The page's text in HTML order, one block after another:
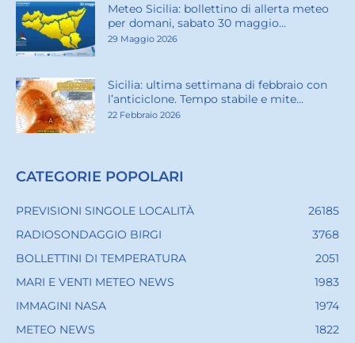
Meteo Sicilia: bollettino di allerta meteo
per domani, sabato 30 maggio...
29 Maggio 2026
Sicilia: ultima settimana di febbraio con
l’anticiclone. Tempo stabile e mite...
22 Febbraio 2026
CATEGORIE POPOLARI
PREVISIONI SINGOLE LOCALITÀ
26185
RADIOSONDAGGIO BIRGI
3768
BOLLETTINI DI TEMPERATURA
2051
MARI E VENTI METEO NEWS
1983
IMMAGINI NASA
1974
METEO NEWS
1822